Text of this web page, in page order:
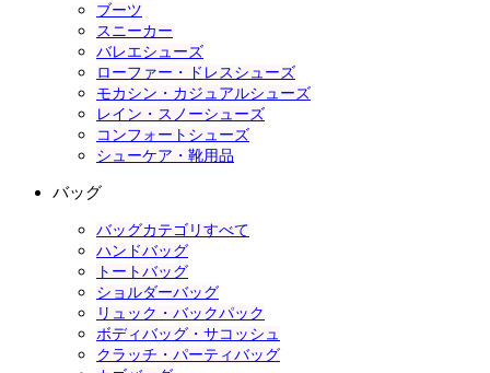
ブーツ
スニーカー
バレエシューズ
ローファー・ドレスシューズ
モカシン・カジュアルシューズ
レイン・スノーシューズ
コンフォートシューズ
シューケア・靴用品
バッグ
バッグカテゴリすべて
ハンドバッグ
トートバッグ
ショルダーバッグ
リュック・バックパック
ボディバッグ・サコッシュ
クラッチ・パーティバッグ